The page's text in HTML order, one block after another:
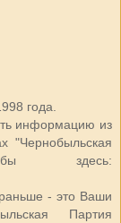
года.
информацию из
"Чернобыльская
здесь:
- это Ваши
Партия